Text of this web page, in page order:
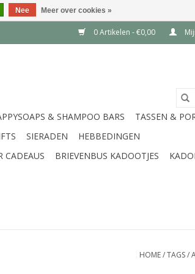
0 Artikelen - €0,00
& SHAMPOO BARS
TASSEN &
SIERADEN
HEBBEDINGEN
CADEAUS BRIEVENBUS KADOOTJES
HOME/TAGS/
Nee Meer over cookies »